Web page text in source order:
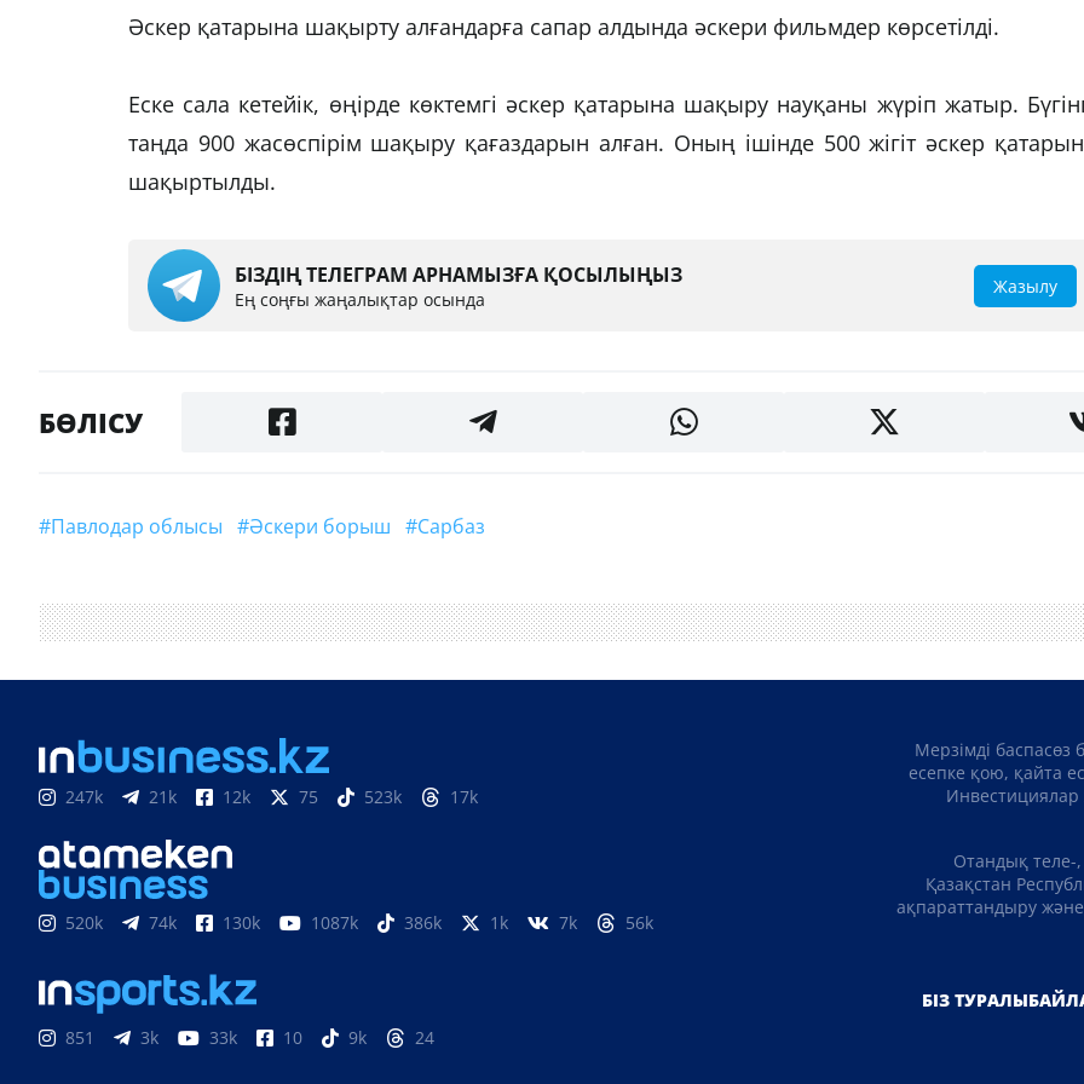
Әскер қатарына шақырту алғандарға сапар алдында әскери фильмдер көрсетілді.
Еске сала кетейік, өңірде көктемгі әскер қатарына шақыру науқаны жүріп жатыр.
таңда 900 жасөспірім шақыру қағаздарын алған. Оның ішінде 500 жігіт әскер
шақыртылды.
БІЗДІҢ ТЕЛЕГРАМ АРНАМЫЗҒА ҚОСЫЛЫҢЫЗ
Ең соңғы жаңалықтар осында
Жазылу
БӨЛІСУ
#Павлодар облысы #әскери борыш #сарбаз
247k 21k 12k 75 523k 17k
520k 74k 130k 1087k 386k 1k 7k 56k
851 3k 33k 10 9k 24
Мерзімді баспасөз
есепке қою, қайта
Инвестициялар
Отандық теле-
Қазақстан
ақпараттандыру
БІЗ ТУРАЛЫ